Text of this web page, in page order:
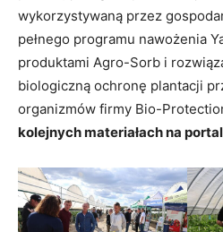
wykorzystywaną przez
pełnego programu nawożenia
produktami Agro-Sorb i
biologiczną ochronę plantacji
organizmów firmy Bio-
kolejnych materiałach na